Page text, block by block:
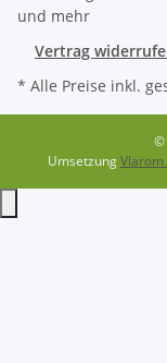
Vertrag
* Alle Preise inkl.
©
UmsetzungVlarom